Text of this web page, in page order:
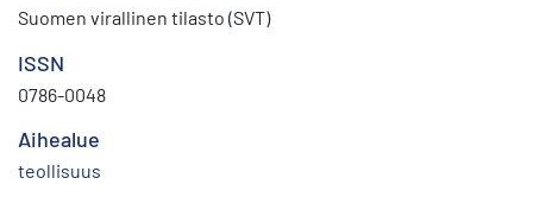
Suomen virallinen tilasto (SVT)
ISSN
0786-0048
Aihealue
teollisuus